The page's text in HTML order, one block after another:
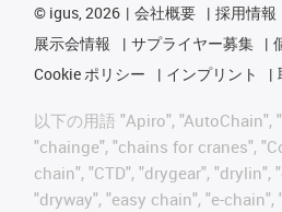
© igus, 2026 会社概要 採用情報
展示会情報
サプライヤー募集
Cookie ポリシー
インプリント
以下の用語 "Apiro", "AutoChain",
"chainge", "chains for cranes",
chain", "CTD", "drygear", "drylin",
"dryway", "easy chain", "e-